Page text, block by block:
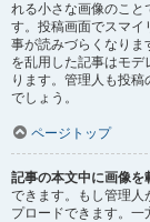
れる小さな画像のこと
す。投稿画面でスマイ
事が読みづらくなりま
を乱用した記事はモ
ります。管理人も投
でしょう。
ページトップ
記事の本文中に画像を
できます。もし管理人
プロードできます。